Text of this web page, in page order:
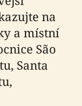
na
a místní
São
Santa